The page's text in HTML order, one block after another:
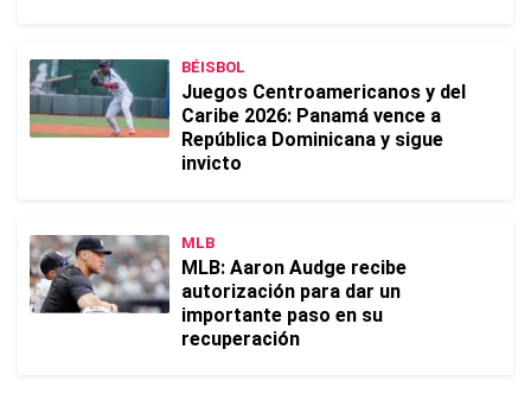
BÉISBOL
Juegos Centroamericanos y del
Caribe 2026: Panamá vence a
República Dominicana y sigue
invicto
MLB
MLB: Aaron Audge recibe
autorización para dar un
importante paso en su
recuperación